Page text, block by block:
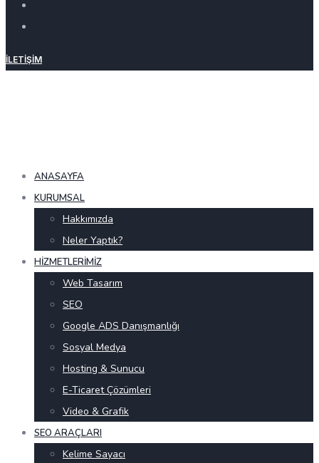
İLETIŞIM
ANASAYFA
KURUMSAL
Hakkımızda
Neler Yaptık?
HIZMETLERIMIZ
Web Tasarım
SEO
Google ADS Danışmanlığı
Sosyal Medya
Hosting & Sunucu
E-Ticaret Çözümleri
Video & Grafik
SEO ARAÇLARI
Kelime Sayacı